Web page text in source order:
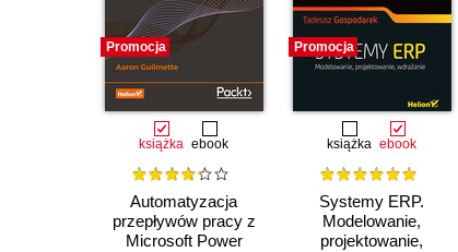
Promocja
książka ebook
Automatyzacja
przepływów pracy z
Microsoft Power
Promocja
książka ebook
Systemy ERP.
Modelowanie,
projektowanie,